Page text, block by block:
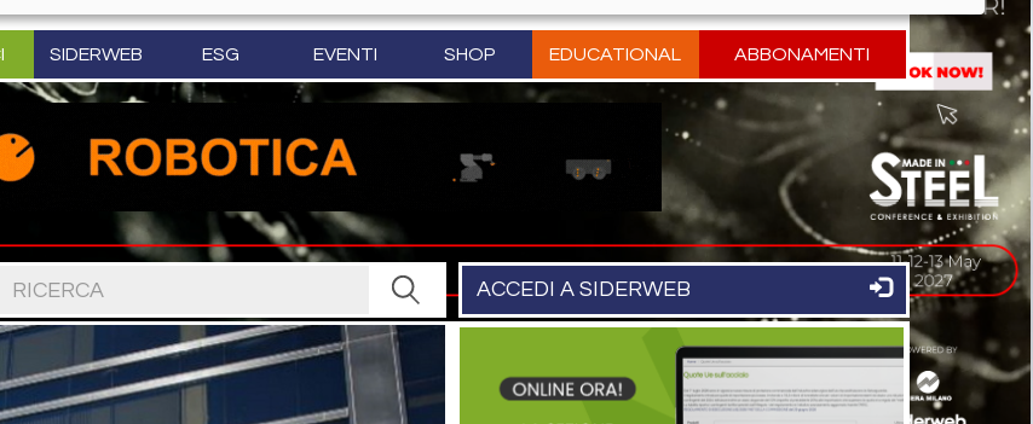
SIDERWEB ESG EVENTI SHOP EDUCATIONAL ABBONAMENTI
ACCEDI A SIDERWEB